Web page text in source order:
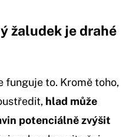
žaludek je drahé
funguje to. Kromě toho,
hlad může
potenciálně zvýšit